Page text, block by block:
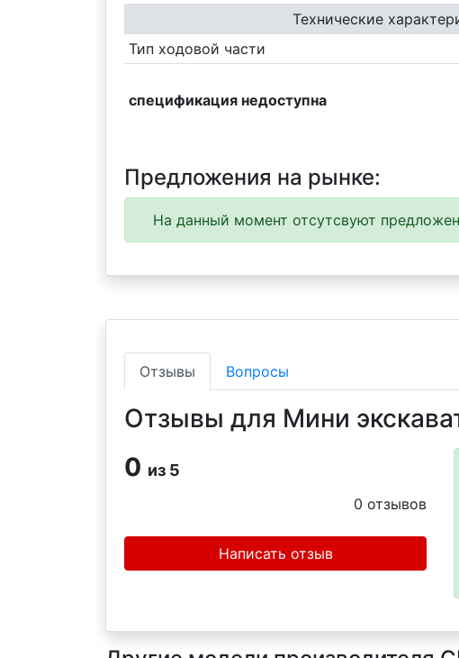
Технические
Тип ходовой части
спецификация недоступна
Предложения на рынке:
На данный момент отсутсвуют
Отзывы Вопросы
Отзывы для Мини
0 из 5
0 отзывов
Написать отзыв